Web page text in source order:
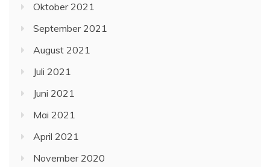
Oktober 2021
September 2021
August 2021
Juli 2021
Juni 2021
Mai 2021
April 2021
November 2020